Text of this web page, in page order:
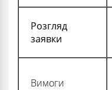
Розгляд
заявки
Вимоги